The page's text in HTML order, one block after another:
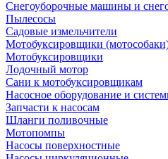
Снегоуборочные машины и
Пылесосы
Садовые измельчители
Мотобуксировщики
Мотобуксировщики
Лодочный мотор
Сани к мотобуксировщикам
Насосное оборудование и
Запчасти к насосам
Шланги поливочные
Мотопомпы
Насосы поверхностные